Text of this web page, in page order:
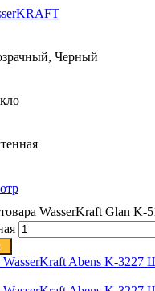
Черный
WasserKraft Glan K-